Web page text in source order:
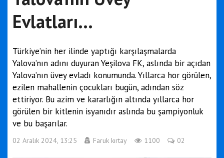
Evlatları...
Türkiye’nin her ilinde yaptığı karşılaşmalarda
Yalova’nın adını duyuran Yeşilova FK, aslında bir açıdan
Yalova’nın üvey evladı konumunda. Yıllarca hor görülen,
ezilen mahallenin çocukları bugün, adından söz
ettiriyor. Bu azim ve kararlığın altında yıllarca hor
görülen bir kitlenin isyanıdır aslında bu şampiyonluk
ve bu başarılar.
02 Aralık 2024, 13:25 Faruk kırtay 1100 02